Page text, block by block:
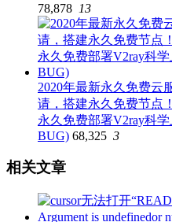
78,878 13
2020年最新永久免费云
请，搭建永久免费节点
永久免费部署V2ray科
BUG) 68,325 3
相关文章